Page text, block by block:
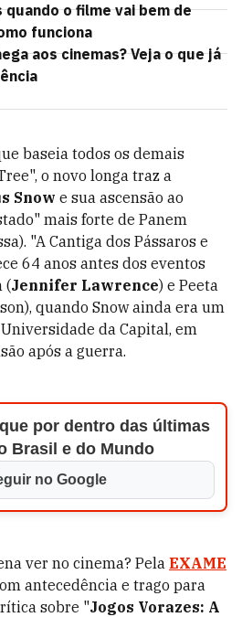
o filme vai bem de
funciona
aos cinemas? Veja o que já
baseia todos os demais
o novo longa traz a
Snow e sua ascensão ao
mais forte de Panem
"A Cantiga dos Pássaros e
64 anos antes dos eventos
(Jennifer Lawrence) e Peeta
quando Snow ainda era um
da Capital, em
após a guerra.
por dentro das últimas
Brasil e do Mundo
no Google
ver no cinema? PelaEXAME
antecedência e trago para
sobre "Jogos Vorazes: A